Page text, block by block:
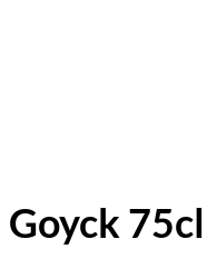
Goyck 75cl